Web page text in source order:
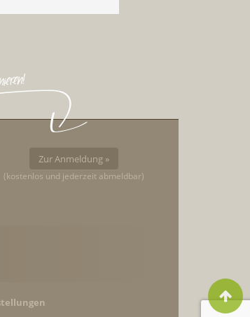
Zur Anmeldung »
(kostenlos und jederzeit abmeldbar)